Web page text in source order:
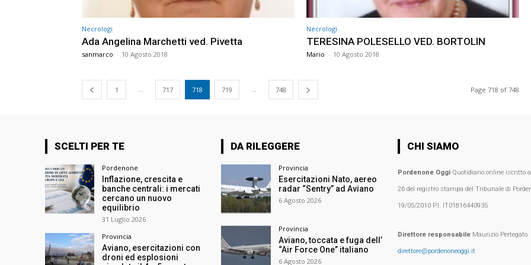
Necrologi
Ada Angelina Marchetti ved. Pivetta
sanmarco - 10 Agosto 2018
Necrologi
TERESINA POLESELLO VED. BORTOLIN
Mario - 10 Agosto 2018
1 717 718 719 748 Page 718 of 748
SCELTI PER TE
Pordenone
Inflazione, crescita e
banche centrali: i mercati
cercano un nuovo
equilibrio
31 Luglio 2026
Provincia
Aviano, esercitazioni con
droni ed esplosioni
DA RILEGGERE
Provincia
Esercitazioni Nato, aereo
radar “Sentry” ad Aviano
6 Agosto 2026
Provincia
Aviano, toccata e fuga dell’
“Air Force One” italiano
6 Agosto 2026
CHI SIAMO
Pordenone OggiQuotidiano online iscritto
26 del registro stampa del Tribunale di
19/05/2010 P.I. IT01816440935
Direttore responsabileMaurizio Pertegato
direttore@pordenoneoggi.it